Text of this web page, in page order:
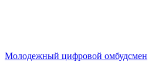
Молодежный цифровой омбудсмен